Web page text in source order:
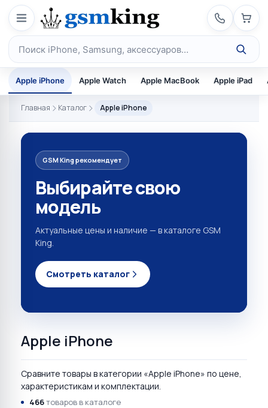
Перейти к содержимому
Поиск по каталогу
Apple iPhone Apple Watch Apple MacBook Apple iPad
Главная Каталог Apple iPhone
GSM King рекомендует
Выбирайте свою
модель
Актуальные цены и наличие — в каталоге GSM
King.
Смотреть каталог
Apple iPhone
Сравните товары в категории «Apple iPhone» по цене,
характеристикам и комплектации.
466товаров в каталоге